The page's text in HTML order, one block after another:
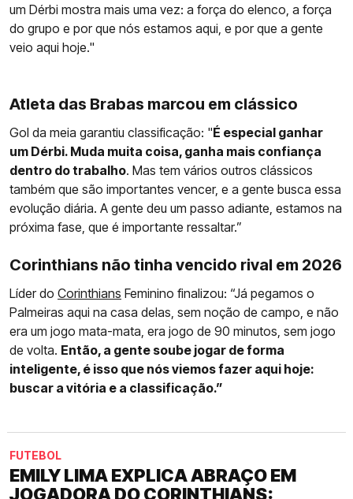
um Dérbi mostra mais uma vez: a força do elenco, a força
do grupo e por que nós estamos aqui, e por que a gente
veio aqui hoje."
Atleta das Brabas marcou em clássico
Gol da meia garantiu classificação: "É especial ganhar
um Dérbi. Muda muita coisa, ganha mais confiança
dentro do trabalho. Mas tem vários outros clássicos
também que são importantes vencer, e a gente busca essa
evolução diária. A gente deu um passo adiante, estamos na
próxima fase, que é importante ressaltar.”
Corinthians não tinha vencido rival em 2026
Líder do Corinthians Feminino finalizou: “Já pegamos o
Palmeiras aqui na casa delas, sem noção de campo, e não
era um jogo mata-mata, era jogo de 90 minutos, sem jogo
de volta. Então, a gente soube jogar de forma
inteligente, é isso que nós viemos fazer aqui hoje:
buscar a vitória e a classificação.”
FUTEBOL
EMILY LIMA EXPLICA ABRAÇO EM
JOGADORA DO CORINTHIANS: